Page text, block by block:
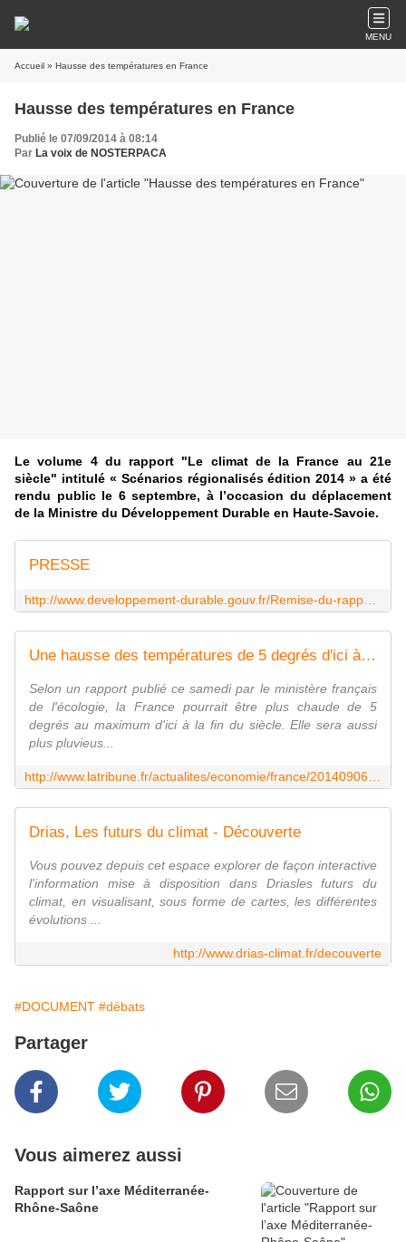
MENU
Accueil » Hausse des températures en France
Hausse des températures en France
Publié le 07/09/2014 à 08:14
Par La voix de NOSTERPACA
Le volume 4 du rapport "Le climat de la France au 21e
siècle" intitulé « Scénarios régionalisés édition 2014 » a été
rendu public le 6 septembre, à l’occasion du déplacement
de la Ministre du Développement Durable en Haute-Savoie.
PRESSE
Une hausse des températures de 5 degrés d'ici à 2100 en France
Selon un rapport publié ce samedi par le ministère français
de l'écologie, la France pourrait être plus chaude de 5
degrés au maximum d'ici à la fin du siècle. Elle sera aussi
plus pluvieus...
Drias, Les futurs du climat - Découverte
Vous pouvez depuis cet espace explorer de façon interactive
l'information mise à disposition dans Driasles futurs du
climat, en visualisant, sous forme de cartes, les différentes
évolutions ...
http://www.drias-climat.fr/decouverte
#DOCUMENT #débats
Partager
Vous aimerez aussi
Rapport sur l’axe Méditerranée-
Rhône-Saône